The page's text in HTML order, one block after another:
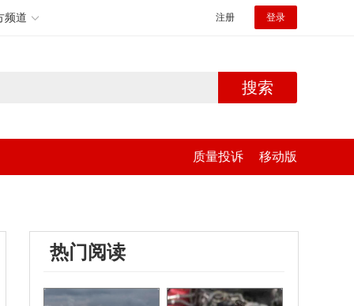
频道 注册 登录
搜索
质量投诉 移动版
热门阅读